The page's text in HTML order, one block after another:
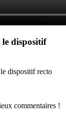
dispositif
dispositif recto
commentaires !